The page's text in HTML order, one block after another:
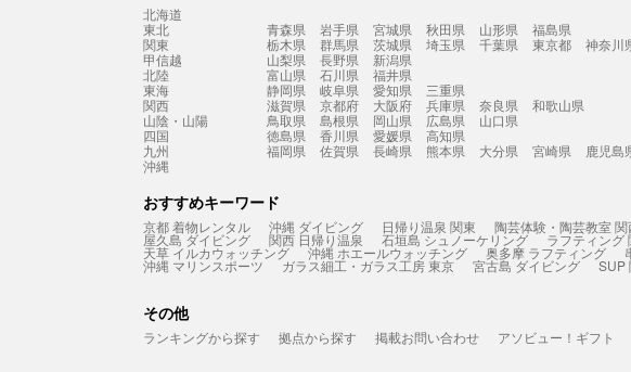
北海道
東北
青森県 岩手県 宮城県 秋田県 山形県
福島県
関東
栃木県 群馬県 茨城県 埼玉県 千葉県 東京都
神奈川
甲信越
山梨県 長野県
新潟県
北陸
富山県 石川県
福井県
東海
静岡県 岐阜県 愛知県
三重県
関西
滋賀県 京都府 大阪府 兵庫県 奈良県
和歌山県
山陰・山陽
鳥取県 島根県 岡山県 広島県
山口県
四国
徳島県 香川県 愛媛県
高知県
九州
福岡県 佐賀県 長崎県 熊本県 大分県 宮崎県
鹿児島
沖縄
おすすめキーワード
京都 着物レンタル 沖縄 ダイビング 日帰り温泉 関東 陶芸体験・陶芸教室 関
屋久島 ダイビング 関西 日帰り温泉 石垣島 シュノーケリング ラフティング
天草 イルカウォッチング 沖縄 ホエールウォッチング 奥多摩 ラフティング
沖縄 マリンスポーツ ガラス細工・ガラス工房 東京 宮古島 ダイビング SUP
その他
ランキングから探す 拠点から探す 掲載お問い合わせ アソビュー！ギフト